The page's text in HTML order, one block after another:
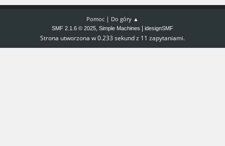
Pomoc | Do góry ▲
SMF 2.1.6 © 2025, Simple Machines | idesignSMF
Strona utworzona w 0.233 sekund z 11 zapytaniami.